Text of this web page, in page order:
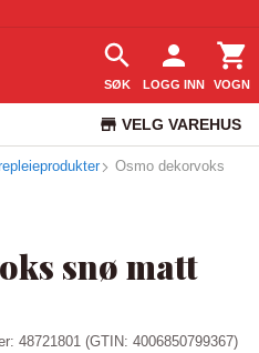
SØK LOGG INN VOGN
VELG VAREHUS
KUNDESERVICE
Osmo dekorvoks
snø matt
48721801 (GTIN: 4006850799367)